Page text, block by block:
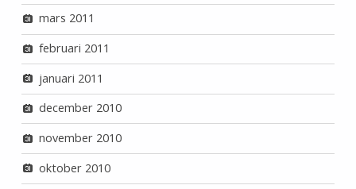
mars 2011
februari 2011
januari 2011
december 2010
november 2010
oktober 2010